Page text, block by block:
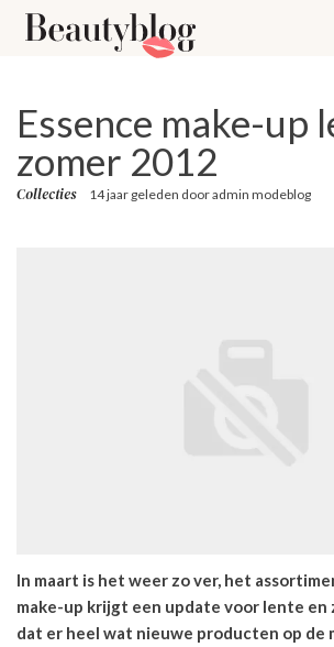
Essence make-up
zomer 2012
Collecties 14 jaar geleden dooradmin modeblog
In maart is het weer zo ver, het
make-up krijgt een update voor lente en
dat er heel wat nieuwe producten op de